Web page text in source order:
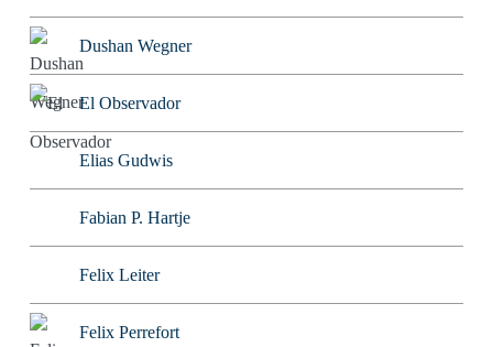
Dushan Wegner
El Observador
Elias Gudwis
Fabian P. Hartje
Felix Leiter
Felix Perrefort